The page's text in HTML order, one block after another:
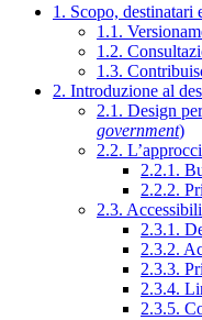
1. Scopo, destinatari
1.1.
1.2.
1.3.
2. Introduzione al
2.1. Design
government)
2.2.
2.2.1.
2.2.2.
2.3.
2.3.1.
2.3.2.
2.3.3.
2.3.4.
2.3.5.